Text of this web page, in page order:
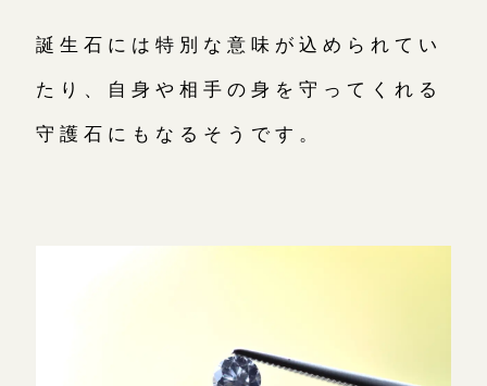
誕生石には特別な意味が込められてい
たり、自身や相手の身を守ってくれる
守護石にもなるそうです。